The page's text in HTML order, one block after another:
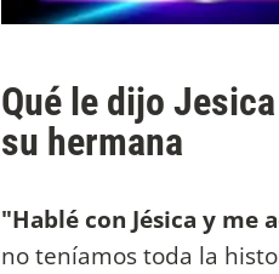
Qué le dijo
su hermana
"Hablé con Jésica y me
no teníamos toda la